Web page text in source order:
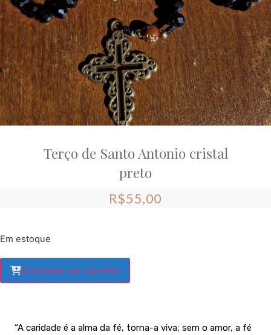
Terço de Santo Antonio cristal
preto
R$55,00
Em estoque
Adicionar ao carrinho
“A caridade é a alma da fé, torna-a viva; sem o amor, a fé